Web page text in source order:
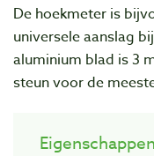
De hoekmeter is
universele aanslag
aluminium blad is 3
steun voor de
Eigenschappen